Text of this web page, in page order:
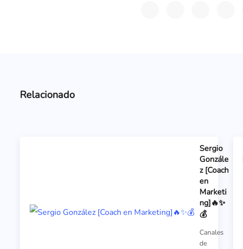
Relacionado
Sergio
Gonzále
z [Coach
en
Marketi
ng]🔥✨
💰
Canales
de